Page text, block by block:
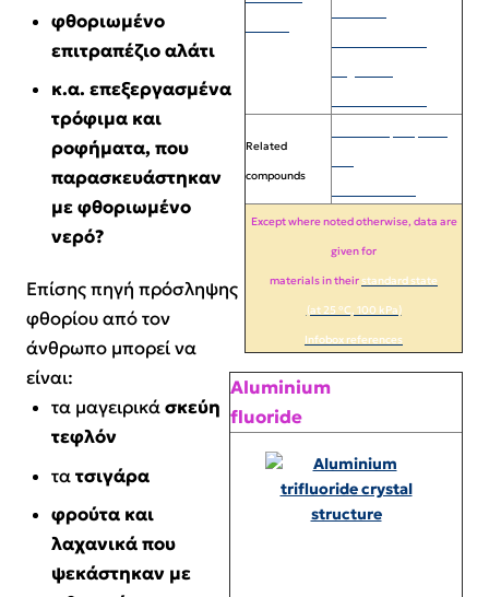
Related
compounds
Except where noted otherwise, data are
given for
materials in theirstandard state
(at 25 °C, 100 kPa)
Infobox references
Aluminium
fluoride
φθοριωμένο
επιτραπέζιο αλάτι
κ.α. επεξεργασμένα
τρόφιμα και
ροφήματα, που
παρασκευάστηκαν
με φθοριωμένο
νερό?
Επίσης πηγή πρόσληψης
φθορίου από τον
άνθρωπο μπορεί να
είναι:
τα μαγειρικάσκεύη
τεφλόν
τατσιγάρα
φρούτα και
λαχανικά που
ψεκάστηκαν με